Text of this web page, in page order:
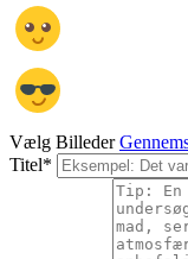
Vælg Billeder
Titel*